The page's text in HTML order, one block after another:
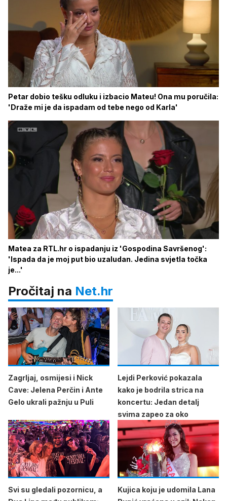
Petar dobio tešku odluku i izbacio Mateu! Ona mu poručila:
'Draže mi je da ispadam od tebe nego od Karla'
Matea za RTL.hr o ispadanju iz 'Gospodina Savršenog':
'Ispada da je moj put bio uzaludan. Jedina svjetla točka
je...'
Pročitaj na Net.hr
Zagrljaj, osmijesi i Nick
Cave: Jelena Perčin i Ante
Gelo ukrali pažnju u Puli
Lejdi Perković pokazala
kako je bodrila strica na
koncertu: Jedan detalj
svima zapeo za oko
Svi su gledali pozornicu, a
Kujica koju je udomila Lana